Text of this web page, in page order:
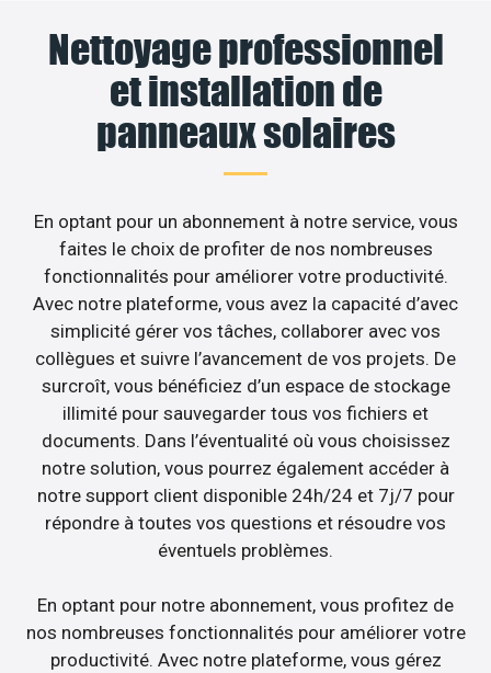
Nettoyage professionnel
et installation de
panneaux solaires
En optant pour un abonnement à notre service, vous
faites le choix de profiter de nos nombreuses
fonctionnalités pour améliorer votre productivité.
Avec notre plateforme, vous avez la capacité d’avec
simplicité gérer vos tâches, collaborer avec vos
collègues et suivre l’avancement de vos projets. De
surcroît, vous bénéficiez d’un espace de stockage
illimité pour sauvegarder tous vos fichiers et
documents. Dans l’éventualité où vous choisissez
notre solution, vous pourrez également accéder à
notre support client disponible 24h/24 et 7j/7 pour
répondre à toutes vos questions et résoudre vos
éventuels problèmes.
En optant pour notre abonnement, vous profitez de
nos nombreuses fonctionnalités pour améliorer votre
productivité. Avec notre plateforme, vous gérez